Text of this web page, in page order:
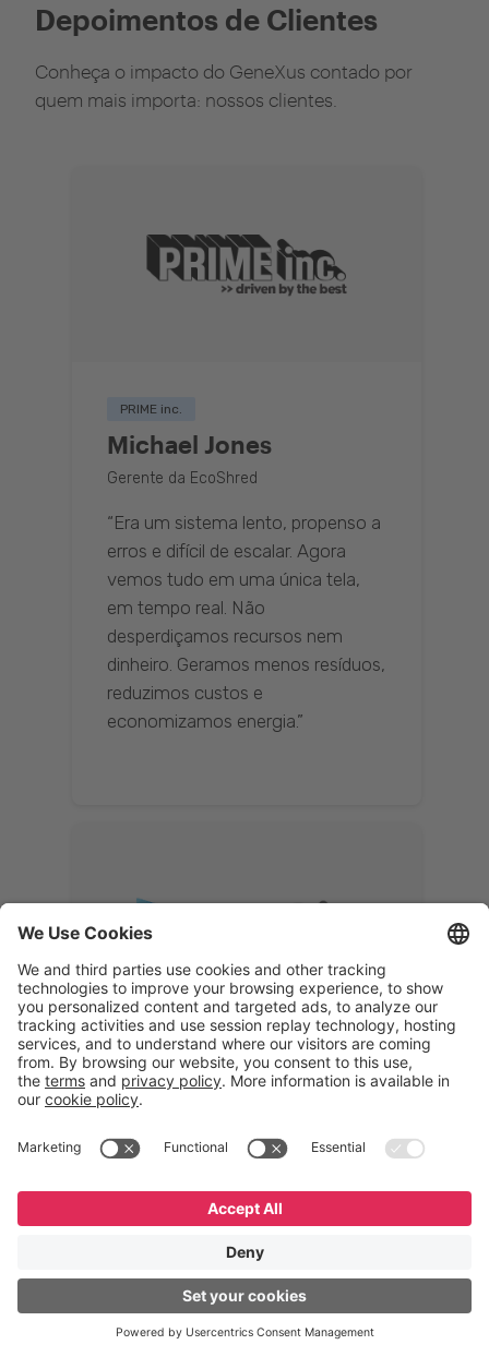
Depoimentos de Clientes
Conheça o impacto do GeneXus contado por
quem mais importa: nossos clientes.
PRIME inc.
Michael Jones
Gerente da EcoShred
“Era um sistema lento, propenso a
erros e difícil de escalar. Agora
vemos tudo em uma única tela,
em tempo real. Não
desperdiçamos recursos nem
dinheiro. Geramos menos resíduos,
reduzimos custos e
economizamos energia.”
Memphis
Eduardo Ribeiro
CEO
uma solução 360°, que permite
logística reversa. Podemos
verificar, analisar, recondicionar e
reintegrar equipamentos à cadeia,